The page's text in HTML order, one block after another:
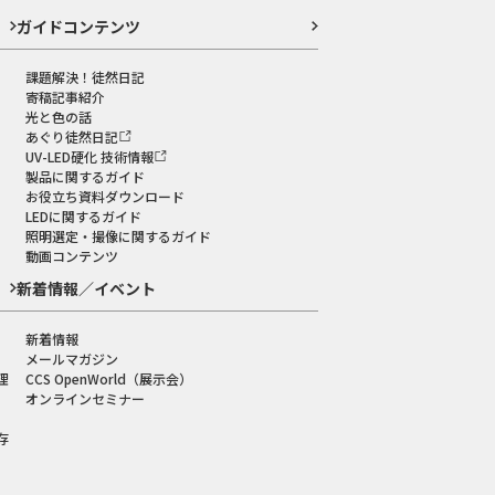
ガイドコンテンツ
課題解決！徒然日記
寄稿記事紹介
光と色の話
あぐり徒然日記
UV-LED硬化 技術情報
製品に関するガイド
お役立ち資料ダウンロード
LEDに関するガイド
照明選定・撮像に関するガイド
動画コンテンツ
新着情報／イベント
新着情報
メールマガジン
CCS OpenWorld（展示会）
オンラインセミナー